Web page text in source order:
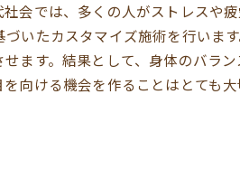
会では、多くの人がストレスや
いたカスタマイズ施術を行いま
ます。結果として、身体のバラ
向ける機会を作ることはとても